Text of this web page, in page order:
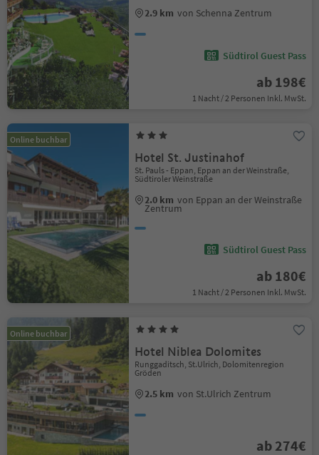
2.9 km von Schenna Zentrum
Südtirol Guest Pass
ab 198€
1 Nacht / 2 Personen Inkl. MwSt.
Online buchbar
Hotel St. Justinahof
St. Pauls - Eppan, Eppan an der Weinstraße,
Südtiroler Weinstraße
2.0 km von Eppan an der Weinstraße
Zentrum
Südtirol Guest Pass
ab 180€
1 Nacht / 2 Personen Inkl. MwSt.
Online buchbar
Hotel Niblea Dolomites
Runggaditsch, St.Ulrich, Dolomitenregion
Gröden
2.5 km von St.Ulrich Zentrum
ab 274€